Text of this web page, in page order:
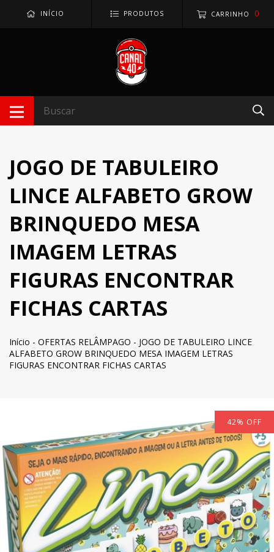
INÍCIO PRODUTOS CARRINHO 0
JOGO DE TABULEIRO
LINCE ALFABETO GROW
BRINQUEDO MESA
IMAGEM LETRAS
FIGURAS ENCONTRAR
FICHAS CARTAS
Início - OFERTAS RELÂMPAGO - JOGO DE TABULEIRO LINCE
ALFABETO GROW BRINQUEDO MESA IMAGEM LETRAS
FIGURAS ENCONTRAR FICHAS CARTAS
42% OFF